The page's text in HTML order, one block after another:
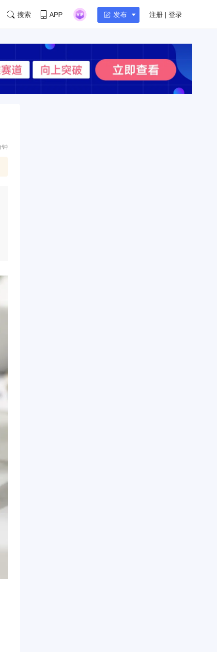
搜索 APP 发布 注册 | 登录
钟